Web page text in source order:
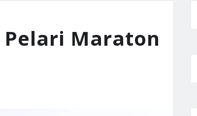
Maraton